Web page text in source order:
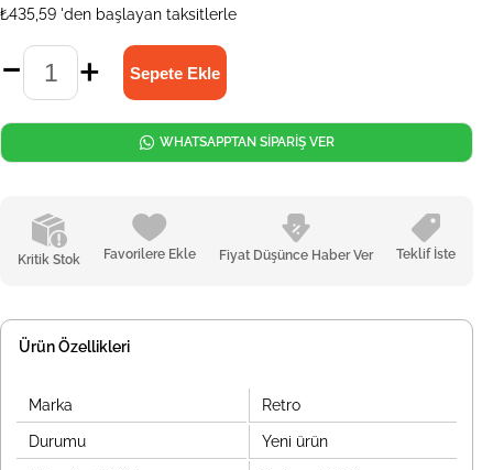
₺435,59 'den başlayan taksitlerle
Kritik Stok Favorilere Ekle Fiyat Düşünce Haber Ver Teklif İste
WHATSAPPTAN SİPARİŞ VER
Ürün Özellikleri
Marka Retro
Durumu Yeni ürün